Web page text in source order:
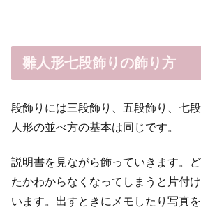
雛人形七段飾りの飾り方
段飾りには三段飾り、五段飾り、七
人形の並べ方の基本は同じです。
説明書を見ながら飾っていきます。
たかわからなくなってしまうと片付
います。出すときにメモしたり写真